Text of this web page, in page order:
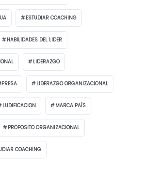
ESTUDIAR COACHING
HABILIDADES DEL LIDER
LIDERAZGO
LIDERAZGO ORGANIZACIONAL
LUDIFICACION MARCA PAÍS
PROPOSITO ORGANIZACIONAL
COACHING